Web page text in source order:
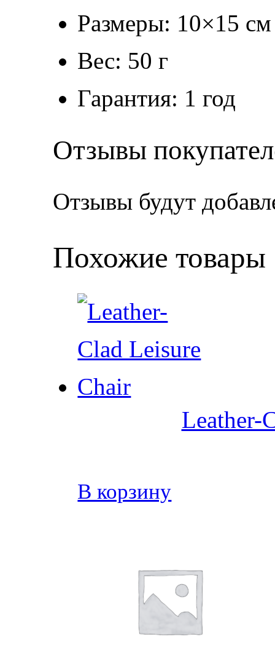
Размеры: 10×15 см
Вес: 50 г
Гарантия: 1 год
Отзывы
Отзывы будут
Похожие товары
Leather-
В корзину